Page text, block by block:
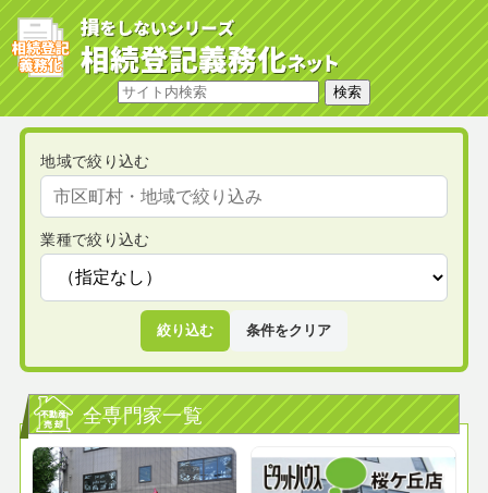
地域で絞り込む
業種で絞り込む
絞り込む 条件をクリア
全専門家一覧